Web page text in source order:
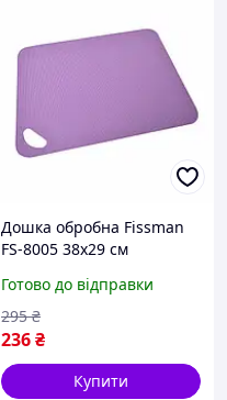
Дошка обробна Fissman
FS-8005 38х29 см
Готово до відправки
236₴
295 ₴
Купити